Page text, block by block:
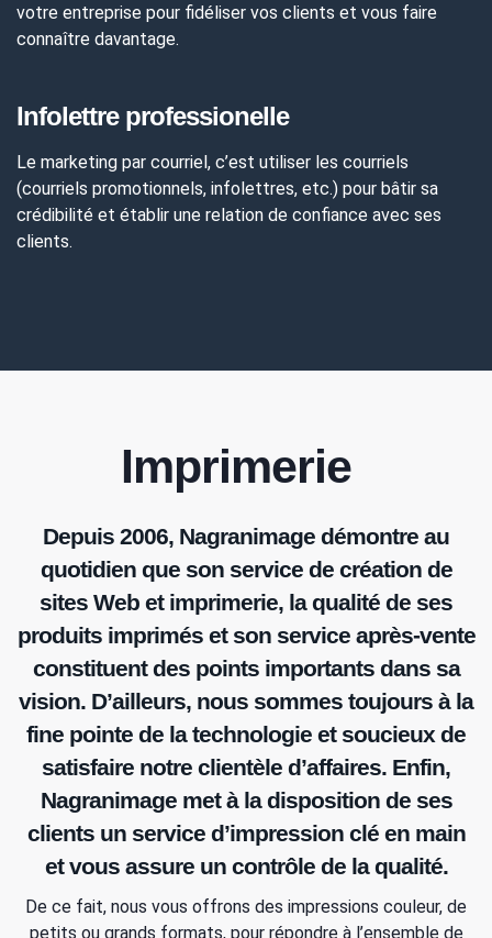
votre entreprise pour fidéliser vos clients et vous faire
connaître davantage.
Infolettre professionelle
Le marketing par courriel, c’est utiliser les courriels
(courriels promotionnels, infolettres, etc.) pour bâtir sa
crédibilité et établir une relation de confiance avec ses
clients.
Imprimerie
Depuis 2006, Nagranimage démontre au
quotidien que son service de création de
sites Web et imprimerie, la qualité de ses
produits imprimés et son service après-vente
constituent des points importants dans sa
vision. D’ailleurs, nous sommes toujours à la
fine pointe de la technologie et soucieux de
satisfaire notre clientèle d’affaires. Enfin,
Nagranimage met à la disposition de ses
clients un service d’impression clé en main
et vous assure un contrôle de la qualité.
De ce fait, nous vous offrons des impressions couleur, de
petits ou grands formats, pour répondre à l’ensemble de